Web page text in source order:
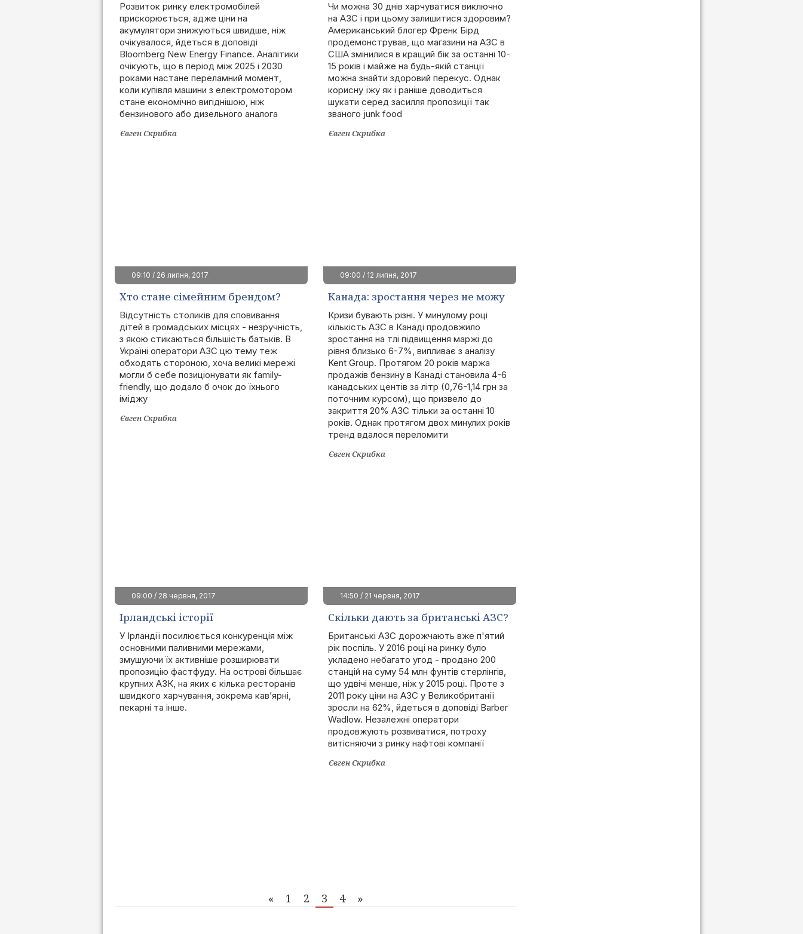
Розвиток ринку електромобілей
прискорюється, адже ціни на
акумулятори знижуються швидше, ніж
очікувалося, йдеться в доповіді
Bloomberg New Energy Finance. Аналітики
очікують, що в період між 2025 і 2030
роками настане переламний момент,
коли купівля машини з електромотором
стане економічно вигіднішою, ніж
бензинового або дизельного аналога
Євген Скрибка
Чи можна 30 днів харчуватися виключно
на АЗС і при цьому залишитися здоровим?
Американський блогер Френк Бірд
продемонстрував, що магазини на АЗС в
США змінилися в кращий бік за останні 10-
15 років і майже на будь-якій станції
можна знайти здоровий перекус. Однак
корисну їжу як і раніше доводиться
шукати серед засилля пропозиції так
званого junk food
Євген Скрибка
09:10 / 26 липня, 2017
Хто стане сімейним брендом?
Відсутність столиків для сповивання
дітей в громадських місцях - незручність,
з якою стикаються більшість батьків. В
Україні оператори АЗС цю тему теж
обходять стороною, хоча великі мережі
могли б себе позиціонувати як family-
friendly, що додало б очок до їхнього
іміджу
Євген Скрибка
09:00 / 12 липня, 2017
Канада: зростання через не можу
Кризи бувають різні. У минулому році
кількість АЗС в Канаді продовжило
зростання на тлі підвищення маржі до
рівня близько 6-7%, випливає з аналізу
Kent Group. Протягом 20 років маржа
продажів бензину в Канаді становила 4-6
канадських центів за літр (0,76-1,14 грн за
поточним курсом), що призвело до
закриття 20% АЗС тільки за останні 10
років. Однак протягом двох минулих років
тренд вдалося переломити
Євген Скрибка
09:00 / 28 червня, 2017
Ірландські історії
У Ірландії посилюється конкуренція між
основними паливними мережами,
змушуючи їх активніше розширювати
пропозицію фастфуду. На острові більшає
крупних АЗК, на яких є кілька ресторанів
швидкого харчування, зокрема кав’ярні,
пекарні та інше.
14:50 / 21 червня, 2017
Скільки дають за британські АЗС?
Британські АЗС дорожчають вже п'ятий
рік поспіль. У 2016 році на ринку було
укладено небагато угод - продано 200
станцій на суму 54 млн фунтів стерлінгів,
що удвічі менше, ніж у 2015 році. Проте з
2011 року ціни на АЗС у Великобританії
зросли на 62%, йдеться в доповіді Barber
Wadlow. Незалежні оператори
продовжують розвиватися, потроху
витісняючи з ринку нафтові компанії
Євген Скрибка
« 1 2 3 4 »